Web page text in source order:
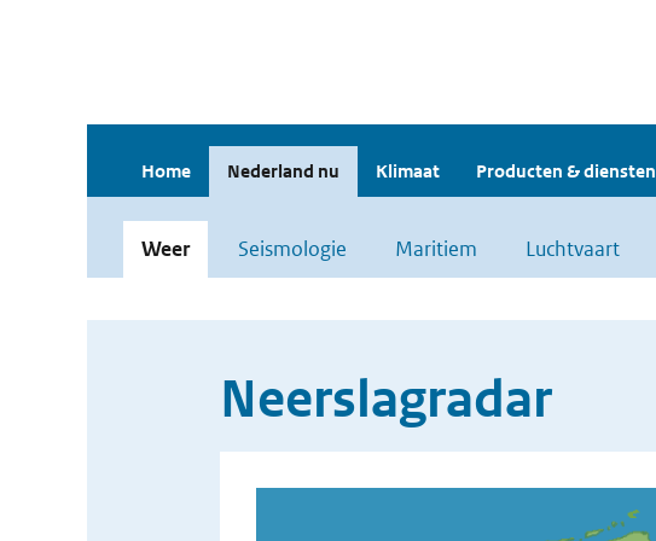
Home Nederland nu Klimaat Producten & diensten
Weer Seismologie Maritiem Luchtvaart
Neerslagradar